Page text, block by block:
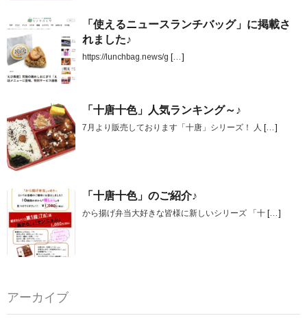
「使えるニュースランチバッグ」に掲載さ
れました♪
https://lunchbag.news/g […]
「十唐十色」人気ランキング～♪
7月より販売しております「十唐」シリーズ！ 人 […]
「十唐十色」のご紹介♪
から揚げ弁当大好きな皆様に新しいシリーズ 「十 […]
アーカイブ